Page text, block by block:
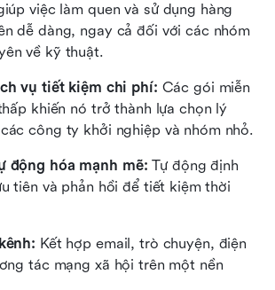
việc làm quen và sử dụng hàng
dễ dàng, ngay cả đối với các nhóm
về kỹ thuật.
vụ tiết kiệm chi phí: Các gói miễn
khiến nó trở thành lựa chọn lý
công ty khởi nghiệp và nhóm nhỏ.
động hóa mạnh mẽ: Tự động định
tiên và phản hồi để tiết kiệm thời
Kết hợp email, trò chuyện, điện
tác mạng xã hội trên một nền